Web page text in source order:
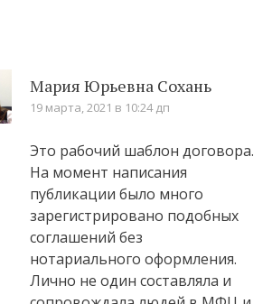
Мария Юрьевна Сохань
19 марта, 2021 в 10:24 дп
Это рабочий шаблон договора.
На момент написания
публикации было много
зарегистрировано подобных
соглашений без
нотариального оформления.
Лично не один составляла и